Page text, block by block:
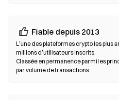
Tradez en peer-to-peer sans
des smart contracts pour
inscription ni vérification
compatible, sélectionnez votre
tolérance de slippage puis
Fiable depuis 2013
L’une des plateformes crypto les plus
millions d’utilisateurs inscrits.
Classée en permanence parmi les
par volume de transactions.